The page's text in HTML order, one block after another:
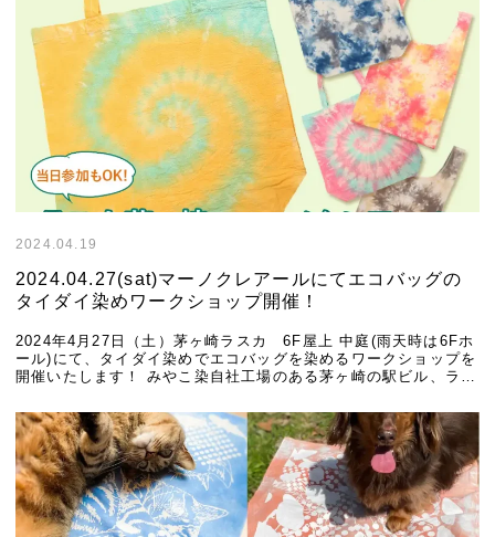
2024.04.19
2024.04.27(sat)マーノクレアールにてエコバッグの
タイダイ染めワークショップ開催！
2024年4月27日（土）茅ヶ崎ラスカ 6F屋上 中庭(雨天時は6Fホ
ール)にて、タイダイ染めでエコバッグを染めるワークショップを
開催いたします！ みやこ染自社工場のある茅ヶ崎の駅ビル、ラス